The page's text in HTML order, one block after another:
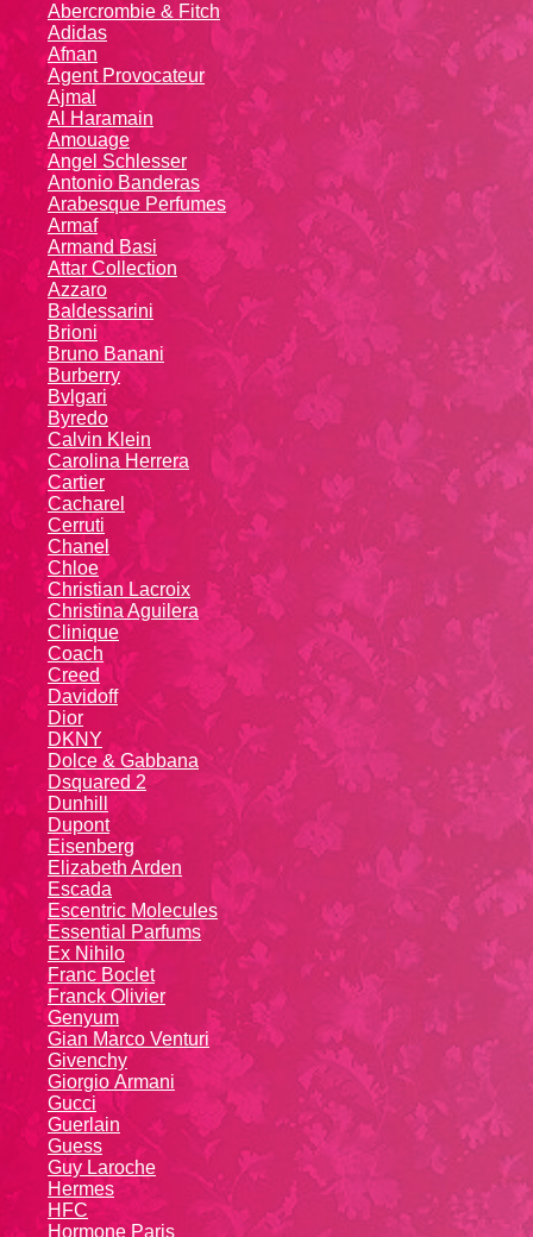
Abercrombie & Fitch
Adidas
Afnan
Agent Provocateur
Ajmal
Al Haramain
Amouage
Angel Schlesser
Antonio Banderas
Arabesque Perfumes
Armaf
Armand Basi
Attar Collection
Azzaro
Baldessarini
Brioni
Bruno Banani
Burberry
Bvlgari
Byredo
Calvin Klein
Carolina Herrera
Cartier
Caсhаrеl
Cerruti
Chanel
Chloe
Christian Lacroix
Christina Aguilera
Cliniquе
Coach
Creed
Davidoff
Dior
DKNY
Dolce & Gabbana
Dsquared 2
Dunhill
Dupont
Eisenberg
Elizabeth Arden
Escada
Escentric Molecules
Essential Parfums
Ex Nihilo
Franc Boclet
Franck Olivier
Genyum
Gian Marco Venturi
Givenchy
Giоrgio Аrmаni
Gucci
Guerlain
Guess
Guy Laroche
Hermes
HFC
Hormone Paris